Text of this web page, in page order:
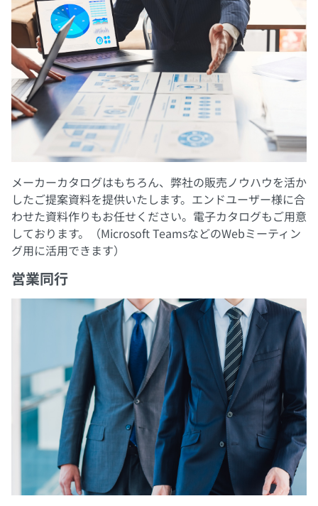
メーカーカタログはもちろん、弊社の販売ノウハウを活か
したご提案資料を提供いたします。エンドユーザー様に合
わせた資料作りもお任せください。電子カタログもご用意
しております。（Microsoft TeamsなどのWebミーティン
グ用に活用できます）
営業同行